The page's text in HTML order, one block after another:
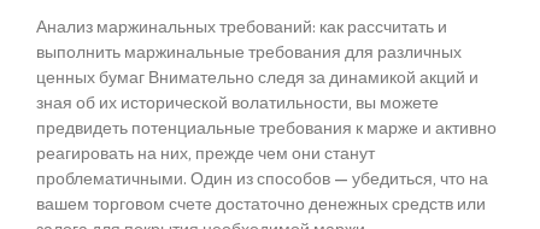
Анализ маржинальных требований: как рассчитать и
выполнить маржинальные требования для различных
ценных бумаг Внимательно следя за динамикой акций и
зная об их исторической волатильности, вы можете
предвидеть потенциальные требования к марже и активно
реагировать на них, прежде чем они станут
проблематичными. Один из способов — убедиться, что на
вашем торговом счете достаточно денежных средств или